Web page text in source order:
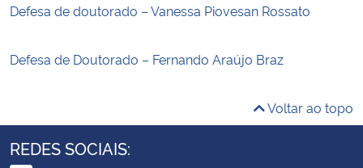
Defesa de doutorado – Vanessa Piovesan Rossato
Defesa de Doutorado – Fernando Araújo Braz
Voltar ao topo
REDES SOCIAIS: